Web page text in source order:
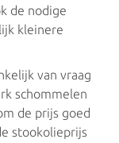
de nodige
kleinere
van vraag
schommelen
de prijs goed
stookolieprijs